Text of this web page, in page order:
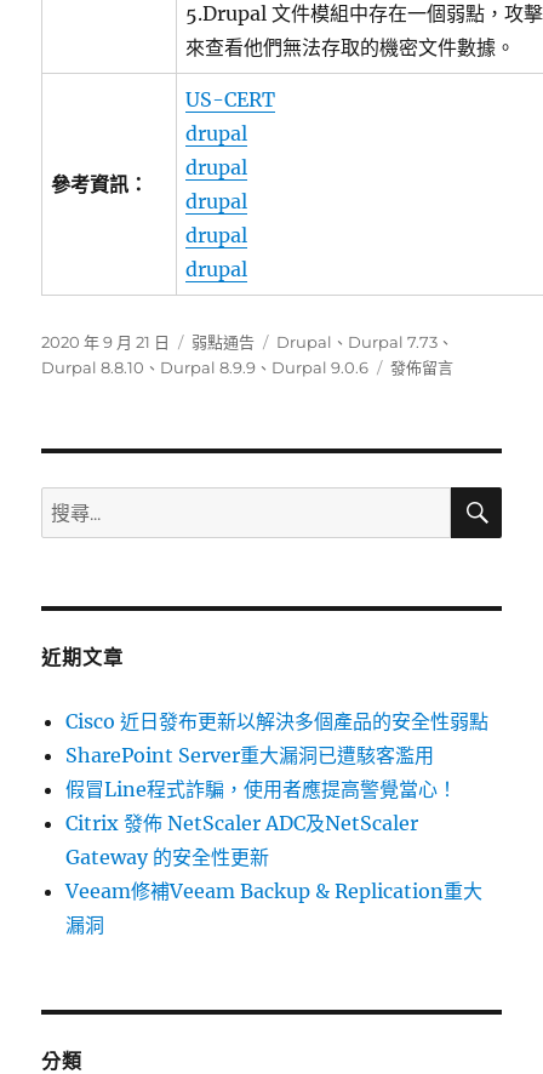
5.Drupal 文件模組中存在一個弱點，攻
來查看他們無法存取的機密文件數據。
參考資訊：
US-CERT
drupal
drupal
drupal
drupal
drupal
發
佈
2020 年 9 月 21 日
分
類
弱點通告
標
籤
Drupal 、 Durpal 7.73 、
Durpal 8.8.10 、 Durpal 8.9.9 、 Durpal 9.0.6
在
和
中
點〉
發佈留言
搜
尋
鍵
搜
近期文章
Cisco 近日發布更新以解決多個產品的安全性弱點
SharePoint Server重大漏洞已遭駭客濫用
假冒Line程式詐騙，使用者應提高警覺當心！
Citrix 發佈 NetScaler ADC及NetScaler
Gateway 的安全性更新
Veeam修補Veeam Backup & Replication重大
漏洞
分類